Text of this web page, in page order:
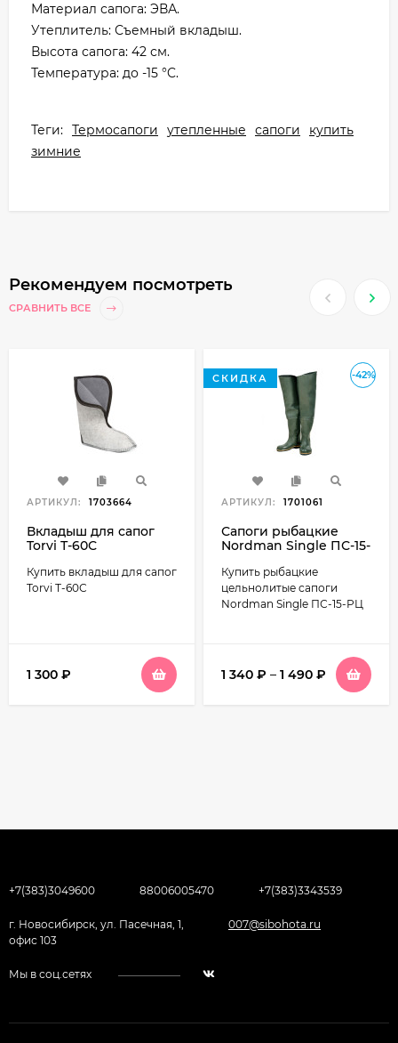
Материал сапога: ЭВА.
Утеплитель: Съемный вкладыш.
Высота сапога: 42 см.
Температура: до -15 °C.
Теги: Термосапоги утепленные сапоги
купить
зимние
Рекомендуем посмотреть
СРАВНИТЬ ВСЕ
АРТИКУЛ: 1703664
Вкладыш для сапог
Torvi Т-60С
Купить вкладыш для сапог
Torvi Т-60С
1 300 ₽
-42%
СКИДКА
АРТИКУЛ: 1701061
Сапоги рыбацкие
Nordman Single ПС-15-
Купить рыбацкие
цельнолитые сапоги
Nordman Single ПС-15-РЦ
1 340 ₽ – 1 490 ₽
+7(383)3049600 88006005470 +7(383)3343539
г. Новосибирск, ул. Пасечная, 1,
офис 103
007@sibohota.ru
Мы в соц.сетях